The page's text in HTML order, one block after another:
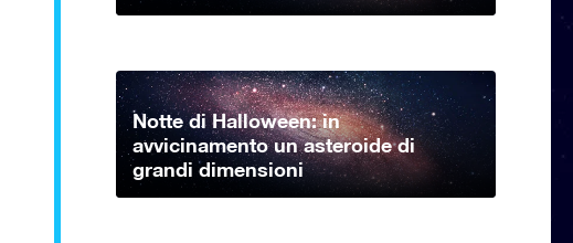
Notte di Halloween: in
avvicinamento un asteroide di
grandi dimensioni